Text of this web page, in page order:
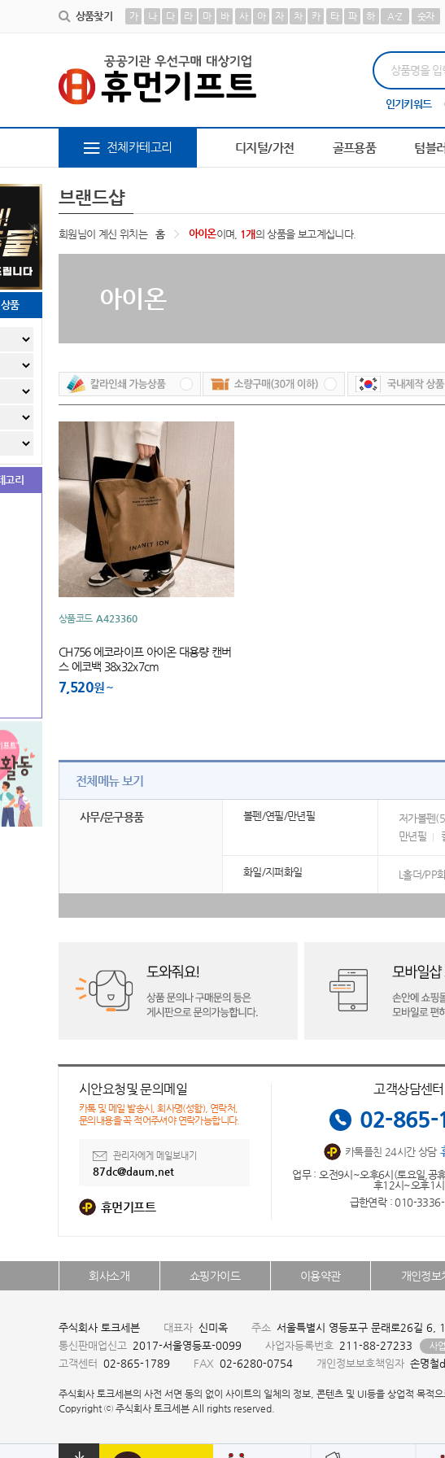
상품찾기 가 나 다 라 마 바 사 아 자 차 카 타 파 하 A-Z 숫자
인기키워드
AP-10063810 AP-100616 1 책갈피 2 5 AP-
전체카테고리 디지털/가전 골프용품 텀블러
품
고리
브랜드샵
회원님이 계신 위치는 홈 아이온이며, 1개의 상품을 보고계십니다.
아이온
상품코드 A423360
CH756 에코라이프 아이온 대용량 캔버
스 에코백 38x32x7cm
7,520원
전체메뉴 보기
사무/문구용품 볼펜/연필/만년필 저가볼펜
만년필
화일/지퍼화일 L홀더/PP
시안요청및 문의메일
카톡 및 메일 발송시, 회사명(성함), 연락처,
문의내용을 꼭 적어주셔야 연락가능합니다.
관리자에게 메일보내기
87dc@daum.net
휴먼기프트
고객상담센터
02-865-
카톡플친 24시간 상담
업무 : 오전9시~오후6시(토요일,공
후12시~오후1시
급한연락 : 010-
회사소개 쇼핑가이드 이용약관 개인정보
주식회사 토크세븐 대표자 신미옥 주소 서울특별시 영등포구 문래로26길 6,
통신판매업신고 2017-서울영등포-0099 사업자등록번호 211-88-27233 사
고객센터 02-865-1789 FAX 02-6280-0754 개인정보보호책임자 손명철
주식회사 토크세븐의 사전 서면 동의 없이 사이트의 일체의 정보, 콘텐츠 및 UI등을 상업적 목적
Copyright ⓒ 주식회사 토크세븐 All rights reserved.